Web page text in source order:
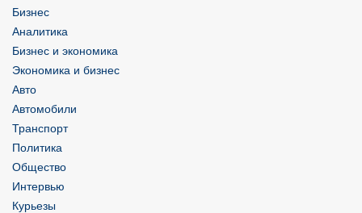
Бизнес
Аналитика
Бизнес и экономика
Экономика и бизнес
Авто
Автомобили
Транспорт
Политика
Общество
Интервью
Курьезы